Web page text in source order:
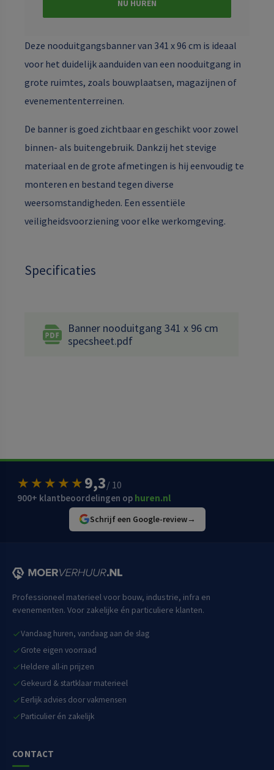
NU HUREN
Deze nooduitgangsbanner van 341 x 96 cm is ideaal
voor het duidelijk aanduiden van een nooduitgang in
grote ruimtes, zoals bouwplaatsen, magazijnen of
evenemententerreinen.
De banner is goed zichtbaar en geschikt voor zowel
binnen- als buitengebruik. Dankzij het stevige
materiaal en de grote afmetingen is hij eenvoudig te
monteren en bestand tegen diverse
weersomstandigheden. Een essentiële
veiligheidsvoorziening voor elke werkomgeving.
Specificaties
Banner nooduitgang 341 x 96 cm
specsheet.pdf
★★★★★9,3/ 10
900+ klantbeoordelingen op huren.nl
Schrijf een Google-review→
Professioneel materieel voor bouw, industrie, infra en
evenementen. Voor zakelijke én particuliere klanten.
Vandaag huren, vandaag aan de slag
Grote eigen voorraad
Heldere all-in prijzen
Gekeurd & startklaar materieel
Eerlijk advies door vakmensen
Particulier én zakelijk
CONTACT